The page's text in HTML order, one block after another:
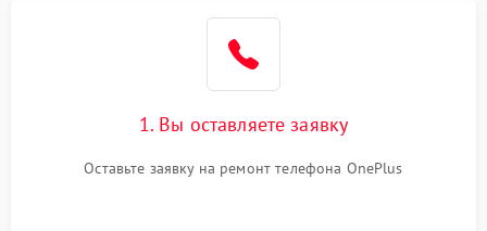
1. Вы оставляете заявку
Оставьте заявку на ремонт телефона OnePlus